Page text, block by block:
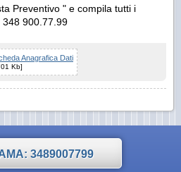
Preventivo " e compila tutti i
900.77.99
Anagrafica Dati
Kb]
3489007799